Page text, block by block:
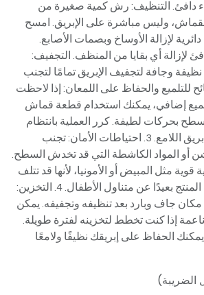
دافئ. التنظيف: رش كمية صغيرة من
وليس مباشرة على الإبريق. امسح
لإزالة الأوساخ وبصمات الأصابع.
لإزالة أي بقايا من المنظف. التجفيف:
وجافة لتجفيف الإبريق تمامًا لتجنب
بقع الماء. 2. نصائح للتلميع والحفاظ على اللمعان: إذا لاحظت
تلميع إضافي، يمكنك استخدام قطعة قماش
بحركات لطيفة. كرر العملية بانتظام
للحفاظ على مظهر الإبريق اللامع. 3. احتياطات الأمان: تجنب
أو المواد الكاشطة التي قد تخدش السطح.
قوية مثل المبيض أو الأمونيا، لأنها قد تتلف
الطبقة النيكلية. احفظ المنتج بعيدًا عن متناول الأطفال. 4. التخزين:
مكان جاف وبارد بعد تنظيفه وتجفيفه. يمكن
إذا كنت تخطط لتخزينه لفترة طويلة.
يمكنك الحفاظ على إبريقك نظيفًا ولامعًا